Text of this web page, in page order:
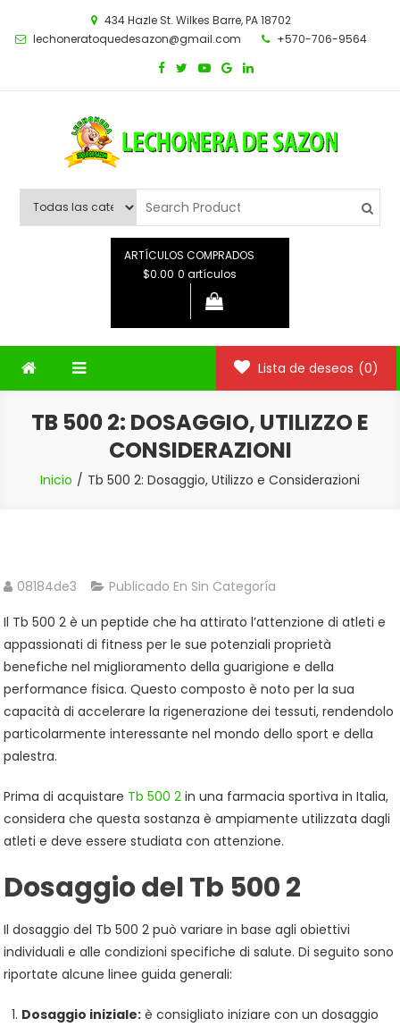
434 Hazle St. Wilkes Barre, PA 18702
lechoneratoquedesazon@gmail.com
+570-706-9564
ARTÍCULOS COMPRADOS
$0.00 0 artículos
Lista de deseos (0)
TB 500 2: DOSAGGIO, UTILIZZO E
CONSIDERAZIONI
Inicio Tb 500 2: Dosaggio, Utilizzo e Considerazioni
08184de3
Publicado En Sin Categoría
Il Tb 500 2 è un peptide che ha attirato l’attenzione di atleti e
appassionati di fitness per le sue potenziali proprietà
benefiche nel miglioramento della guarigione e della
performance fisica. Questo composto è noto per la sua
capacità di accelerare la rigenerazione dei tessuti, rendendolo
particolarmente interessante nel mondo dello sport e della
palestra.
Prima di acquistare Tb 500 2 in una farmacia sportiva in Italia,
considera che questa sostanza è ampiamente utilizzata dagli
atleti e deve essere studiata con attenzione.
Dosaggio del Tb 500 2
Il dosaggio del Tb 500 2 può variare in base agli obiettivi
individuali e alle condizioni specifiche di salute. Di seguito sono
riportate alcune linee guida generali:
Dosaggio iniziale: è consigliato iniziare con un dosaggio